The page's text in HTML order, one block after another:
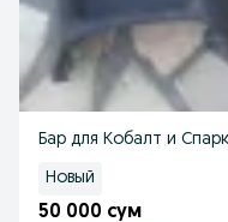
Бар для Кобалт и
Новый
50 000 сум